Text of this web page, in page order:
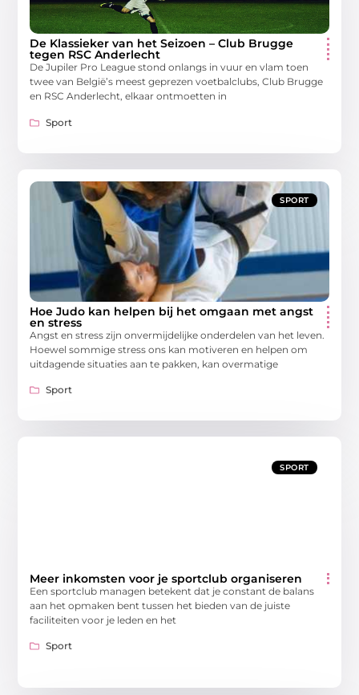
De Klassieker van het Seizoen – Club Brugge
tegen RSC Anderlecht
De Jupiler Pro League stond onlangs in vuur en vlam toen
twee van België’s meest geprezen voetbalclubs, Club Brugge
en RSC Anderlecht, elkaar ontmoetten in
Sport
SPORT
Hoe Judo kan helpen bij het omgaan met angst
en stress
Angst en stress zijn onvermijdelijke onderdelen van het leven.
Hoewel sommige stress ons kan motiveren en helpen om
uitdagende situaties aan te pakken, kan overmatige
Sport
SPORT
Meer inkomsten voor je sportclub organiseren
Een sportclub managen betekent dat je constant de balans
aan het opmaken bent tussen het bieden van de juiste
faciliteiten voor je leden en het
Sport